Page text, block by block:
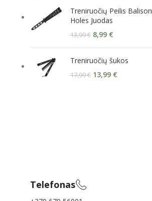
Treniruočių Peilis
Holes Juodas
13,99€ 8,99 €
Treniruočių šukos
17,99€ 13,99 €
Telefonas